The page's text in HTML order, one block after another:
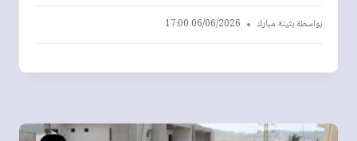
بواسطةبثينة مبارك 06/06/2026 17:00